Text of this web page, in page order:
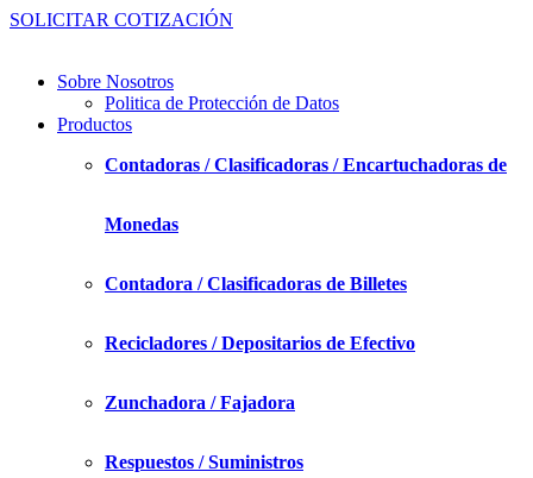
SOLICITAR COTIZACIÓN
Sobre Nosotros
Politica de Protección de Datos
Productos
Contadoras / Clasificadoras / Encartuchadoras de
Monedas
Contadora / Clasificadoras de Billetes
Recicladores / Depositarios de Efectivo
Zunchadora / Fajadora
Respuestos / Suministros